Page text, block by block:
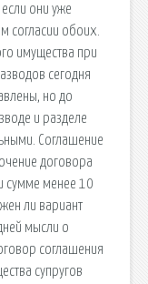
они уже
обоих.
имущества при
сегодня
но до
и разделе
Соглашение
договора
сумме менее 10
ли вариант
мысли о
соглашения
супругов